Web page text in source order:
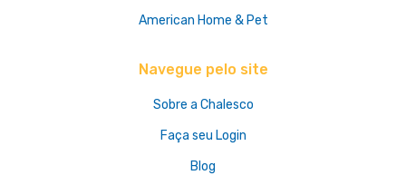
American Home & Pet
Navegue pelo site
Sobre a Chalesco
Faça seu Login
Blog